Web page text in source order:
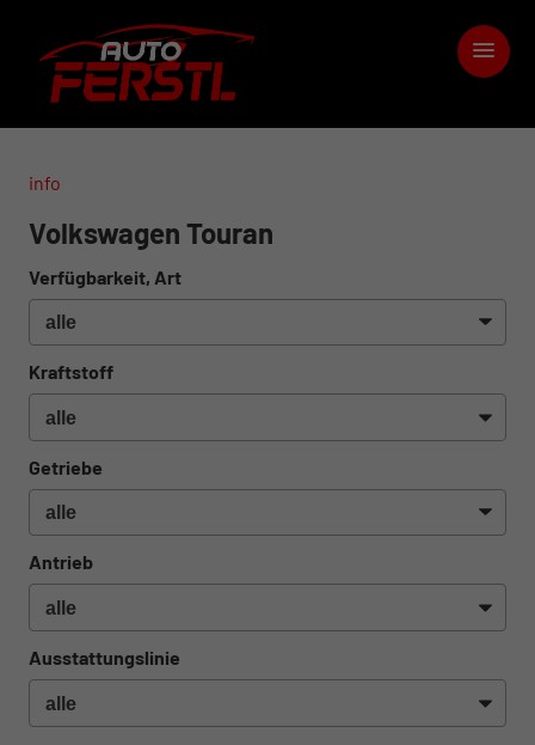
info
Volkswagen Touran
Verfügbarkeit, Art
Kraftstoff
Getriebe
Antrieb
Ausstattungslinie